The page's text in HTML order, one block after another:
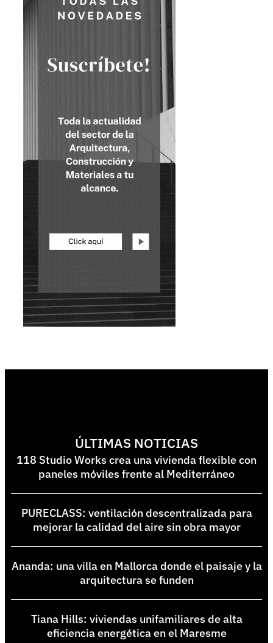
ÚLTIMAS NOTICIAS
118 Studio Works crea una vivienda flexible con
paneles móviles frente al Mediterráneo
PURECLASS: ventilación descentralizada para
mejorar la calidad del aire sin obra mayor
Ananda: una villa en Mallorca donde el paisaje y la
arquitectura se funden
Tiana Hills: viviendas unifamiliares de alta
eficiencia energética en el Maresme